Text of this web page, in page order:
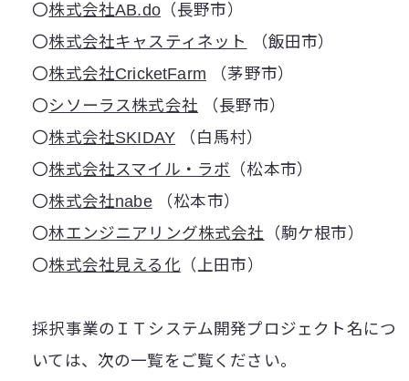
〇株式会社AB.do（長野市）
〇株式会社キャスティネット
（飯田市）
〇株式会社CricketFarm （茅野市）
〇シソーラス株式会社 （長野市）
〇株式会社SKIDAY （白馬村）
〇株式会社スマイル・ラボ （松本市）
〇株式会社nabe（松本市）
〇林エンジニアリング株式会社 （駒ケ根市）
〇株式会社見える化（上田市）
採択事業のＩＴシステム開発プロジェクト名につ
いては、次の一覧をご覧ください。